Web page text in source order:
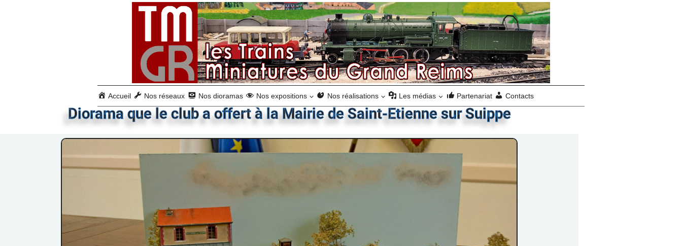
Accueil Nos réseaux Nos dioramas Nos expositions Nos réalisations Les médias Partenariat Contacts
Diorama que le club a offert à la Mairie de Saint-Etienne sur Suippe